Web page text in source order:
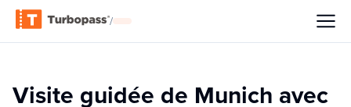
/
Visite guidée de Munich avec